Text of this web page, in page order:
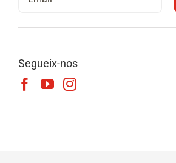
Segueix-nos